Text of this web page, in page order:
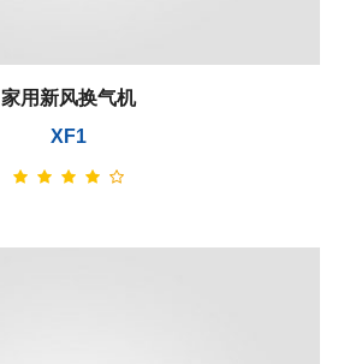
家用新风换气机
XF1